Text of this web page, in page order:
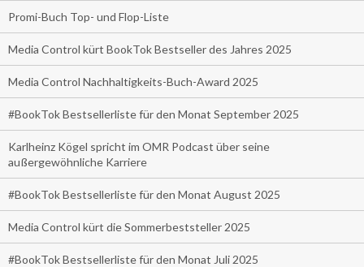
Promi-Buch Top- und Flop-Liste
Media Control kürt BookTok Bestseller des Jahres 2025
Media Control Nachhaltigkeits-Buch-Award 2025
#BookTok Bestsellerliste für den Monat September 2025
Karlheinz Kögel spricht im OMR Podcast über seine
außergewöhnliche Karriere
#BookTok Bestsellerliste für den Monat August 2025
Media Control kürt die Sommerbeststeller 2025
#BookTok Bestsellerliste für den Monat Juli 2025